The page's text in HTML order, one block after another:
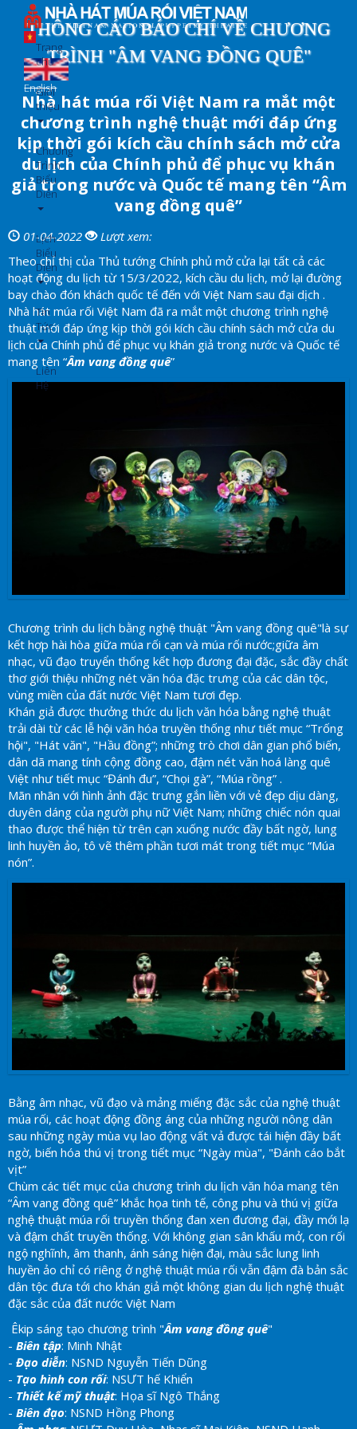
dung
English
Trang
chủ
Giới
thiệu
Chương
Trình
Biểu
Diễn
Lịch
Biểu
Diễn
Tin
Tức
Liên
Hệ
THÔNG CÁO BÁO CHÍ VỀ CHƯƠNG
TRÌNH "ÂM VANG ĐỒNG QUÊ"
Nhà hát múa rối Việt Nam ra mắt một
chương trình nghệ thuật mới đáp ứng
kịp thời gói kích cầu chính sách mở cửa
du lịch của Chính phủ để phục vụ khán
giả trong nước và Quốc tế mang tên “Âm
vang đồng quê”
01-04-2022
Lượt xem:
Theo chỉ thị của Thủ tướng Chính phủ mở cửa lại tất cả các
hoạt động du lịch từ 15/3/2022, kích cầu du lịch, mở lại đường
bay chào đón khách quốc tế đến với Việt Nam sau đại dịch .
Nhà hát múa rối Việt Nam đã ra mắt một chương trình nghệ
thuật mới đáp ứng kịp thời gói kích cầu chính sách mở cửa du
lịch của Chính phủ để phục vụ khán giả trong nước và Quốc tế
mang tên “Âm vang đồng quê”
Chương trình du lịch bằng nghệ thuật "Âm vang đồng quê"là sự
kết hợp hài hòa giữa múa rối cạn và múa rối nước;giữa âm
nhạc, vũ đạo truyển thống kết hợp đương đại đặc, sắc đầy chất
thơ giới thiệu những nét văn hóa đặc trưng của các dân tộc,
vùng miền của đất nước Việt Nam tươi đẹp.
Khán giả được thưởng thức du lịch văn hóa bằng nghệ thuật
trải dài từ các lễ hội văn hóa truyền thống như tiết mục “Trống
hội", "Hát văn", "Hầu đồng”; những trò chơi dân gian phổ biến,
dân dã mang tính cộng đồng cao, đậm nét văn hoá làng quê
Việt như tiết mục “Đánh đu”, “Chọi gà”, “Múa rồng” .
Mãn nhãn với hình ảnh đặc trưng gắn liền với vẻ đẹp dịu dàng,
duyên dáng của người phụ nữ Việt Nam; những chiếc nón quai
thao được thể hiện từ trên cạn xuống nước đầy bất ngờ, lung
linh huyền ảo, tô vẽ thêm phần tươi mát trong tiết mục “Múa
nón”.
Bằng âm nhạc, vũ đạo và mảng miếng đặc sắc của nghệ thuật
múa rối, các hoạt động đồng áng của những người nông dân
sau những ngày mùa vụ lao động vất vả được tái hiện đầy bất
ngờ, biến hóa thú vị trong tiết mục “Ngày mùa", "Đánh cáo bắt
vịt”
Chùm các tiết mục của chương trình du lịch văn hóa mang tên
“Âm vang đồng quê” khắc họa tinh tế, công phu và thú vị giữa
nghệ thuật múa rối truyền thống đan xen đương đại, đầy mới lạ
và đậm chất truyền thống. Với không gian sân khấu mở, con rối
ngộ nghĩnh, âm thanh, ánh sáng hiện đại, màu sắc lung linh
huyền ảo chỉ có riêng ở nghệ thuật múa rối vẫn đậm đà bản sắc
dân tộc đưa tới cho khán giả một không gian du lịch nghệ thuật
đặc sắc của đất nước Việt Nam
Êkip sáng tạo chương trình "Âm vang đồng quê"
- Biên tập: Minh Nhật
- Đạo diễn: NSND Nguyễn Tiến Dũng
- Tạo hình con rối: NSƯT hế Khiển
- Thiết kế mỹ thuật: Họa sĩ Ngô Thắng
- Biên đạo: NSND Hồng Phong